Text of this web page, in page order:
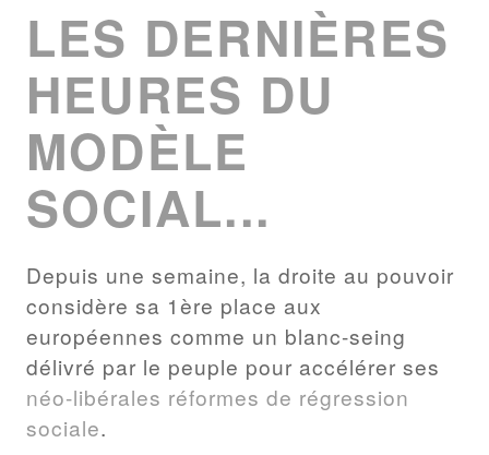
LES DERNIÈRES
HEURES DU
MODÈLE
SOCIAL...
Depuis une semaine, la droite au pouvoir
considère sa 1ère place aux
européennes comme un blanc-seing
délivré par le peuple pour accélérer ses
néo-libérales réformes de régression
sociale.